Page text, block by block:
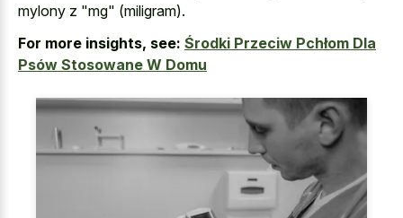
mylony z "mg" (miligram).
For more insights, see: Środki Przeciw Pchłom Dla
Psów Stosowane W Domu